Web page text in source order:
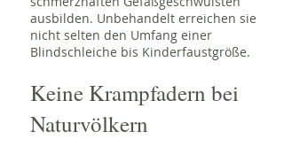
ausbilden. Unbehandelt erreichen sie
nicht selten den Umfang einer
Blindschleiche bis Kinderfaustgröße.
Keine Krampfadern bei
Naturvölkern